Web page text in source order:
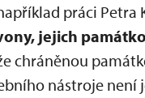
práci Petra
jejich
chráněnou
nástroje není